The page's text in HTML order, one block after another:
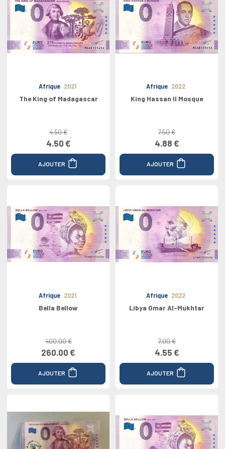
Afrique 2021
The King of Madagascar
4.50 €
4.50 €
AJOUTER
Afrique 2022
King Hassan II Mosque
7.50 €
4.88 €
AJOUTER
Afrique 2021
Bella Bellow
400.00 €
260.00 €
AJOUTER
Afrique 2022
Libya Omar Al-Mukhtar
7.00 €
4.55 €
AJOUTER